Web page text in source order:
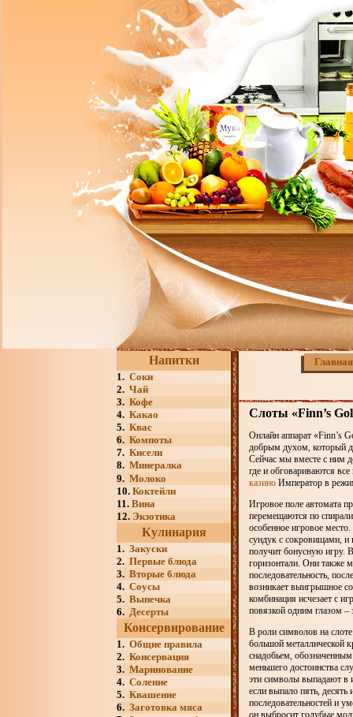
Напитки
1. Соки
2. Чай
3. Кофе
4. Какао
5. Квас
6. Компоты
7. Кисели
8. Минералка
9. Молоко
10. Коктейли
11. Вина
12. Экзотика
Кулинария
1. Закуски
2. Первые блюда
3. Вторые блюда
4. Соусы
5. Выпечка
6. Десерты
Консервирование
1. Общие правила
2. Консервация
3. Маринование
4. Соление
5. Квашение
6. Заготовка мяса
Главная
Слоты «Finn’s
Онлайн аппарат «Finn’s
добрым духом, который
Сейчас мы вместе с ним
где и обговариваются
казино Император в
Игровое поле автомата
перемещаются по спирали
особенное игровое
сундук с сокровищами, и
получит бонусную игру.
горизонтали. Они также
последовательность,
возникает выигрышное
комбинация исчезает с
повязкой одним глазом
В роли символов на
большой металлической
снадобьем,
меньшего достоинства
эти символы выпадают в
если выпало пять,
последовательностей и
он выбросит голубые